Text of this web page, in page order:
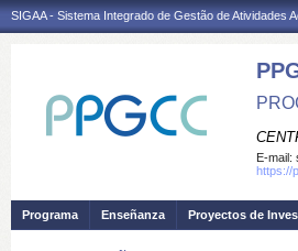
SIGAA - Sistema Integrado de Gestão de Atividades
E-mail:
https://
Programa Enseñanza Proyectos de